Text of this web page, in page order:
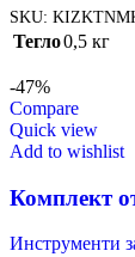
SKU:
Тегло0,5 кг
-47%
Compare
Quick view
Add to wishlist
Комплект
Инструменти